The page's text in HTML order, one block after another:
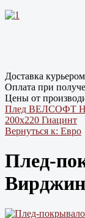
Доставка
Оплата при
Цены от
Плед ВЕЛСОФТ
200х220 Гиацинт
Вернуться к: Евро
Плед-